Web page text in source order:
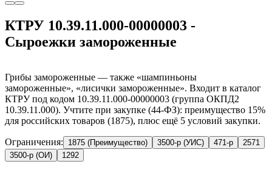
КТРУ 10.39.11.000-00000003 -
Сыроежки замороженные
Грибы замороженные — также «шампиньоны
замороженные», «лисички замороженные». Входит в каталог
КТРУ под кодом 10.39.11.000-00000003 (группа ОКПД2
10.39.11.000). Учтите при закупке (44-ФЗ): преимущество 15%
для российских товаров (1875), плюс ещё 5 условий закупки.
Ограничения: 1875 (Преимущество) 3500-р (УИС) 471-р
2571
3500-р (ОИ)
1292